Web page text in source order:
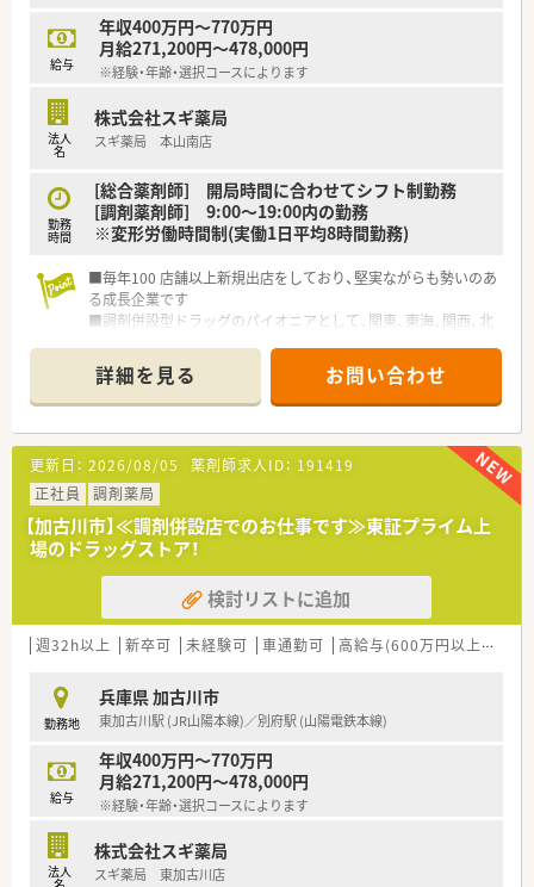
給与
年収400万円～770万円
月給271,200円～478,000円
※経験・年齢・選択コースによります
法人
名
株式会社スギ薬局
スギ薬局 本山南店
勤務
時間
[総合薬剤師] 開局時間に合わせてシフト制勤務
[調剤薬剤師] 9:00～19:00内の勤務
※変形労働時間制(実働1日平均8時間勤務)
■毎年100 店舗以上新規出店をしており、堅実ながらも勢いのあ
る成長企業です
■調剤併設型ドラッグのパイオニアとして、関東、東海、関西、北
■研修制度は様々なプランがあり、集合研修だけでなく任意で受
講可能な研修も幅広く用意されています
■店舗で活躍する従業員、社外で活躍する従業員、将来経営幹部
となる従業員など、薬剤師として様々な活躍ができるフィールド
を用意されています
■総合薬剤師・調剤薬剤師（土日休み・19時までの勤務）どちらか
の働き方を選択できます
■調剤併設型だけでなく「医療モール・クリニック併設店舗」「敷
地内薬局」「訪問調剤特化型店舗」など様々な店舗を運営してい
ます
■在宅医療にも積極的取り組んでおり「訪問調剤特化型店舗」を
50店舗以上、無菌調剤室は業界最多の51店舗設置しています
■「プラチナくるみん認定企業」「健康経営優良法人2023（大規模
法人部門）認定」等を取得し一人ひとりが働きやすい環境が整備
■充実した研修制度、人事制度、評価制度、キャリア支援制度等
があるのも特徴です
詳細を見る お問い合わせ
更新日： 2026/08/05 薬剤師求人ID： 191419
正社員
調剤薬局
【加古川市】≪調剤併設店でのお仕事です≫東証プライム上
場のドラッグストア！
検討リストに追加
週32h以上 新卒可 未経験可 車通勤可 高給与(600万円以上)
勤務地
兵庫県 加古川市
東加古川駅 (JR山陽本線)／別府駅 (山陽電鉄本線)
給与
年収400万円～770万円
月給271,200円～478,000円
※経験・年齢・選択コースによります
法人
株式会社スギ薬局
スギ薬局 東加古川店